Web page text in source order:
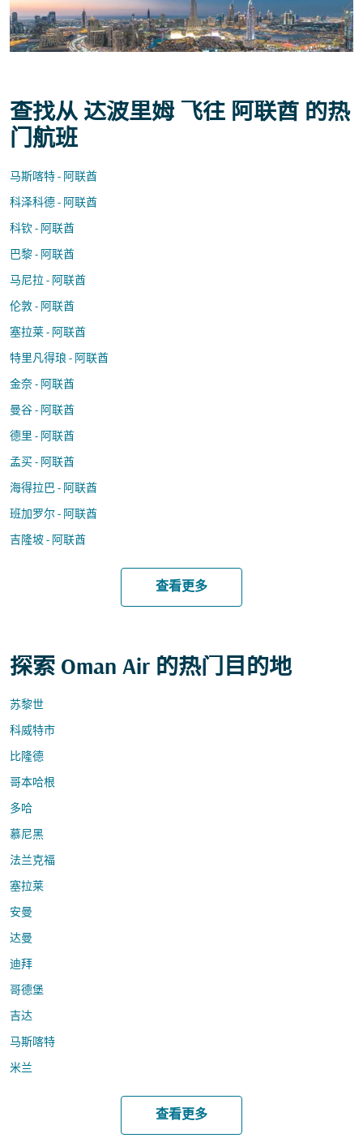
查找从 达波里姆 飞往 阿联酋 的热
门航班
马斯喀特 - 阿联酋
科泽科德 - 阿联酋
科钦 - 阿联酋
巴黎 - 阿联酋
马尼拉 - 阿联酋
伦敦 - 阿联酋
塞拉莱 - 阿联酋
特里凡得琅 - 阿联酋
金奈 - 阿联酋
曼谷 - 阿联酋
德里 - 阿联酋
孟买 - 阿联酋
海得拉巴 - 阿联酋
班加罗尔 - 阿联酋
吉隆坡 - 阿联酋
查看更多
探索 Oman Air 的热门目的地
苏黎世
科威特市
比隆德
哥本哈根
多哈
慕尼黑
法兰克福
塞拉莱
安曼
达曼
迪拜
哥德堡
吉达
马斯喀特
米兰
查看更多